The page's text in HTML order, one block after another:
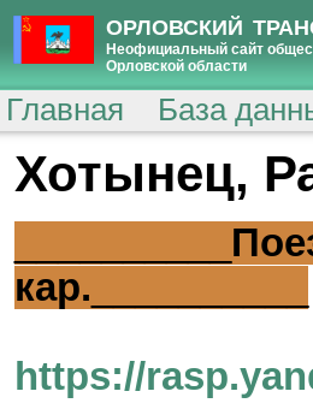
ОРЛОВСКИЙ
Неофициальный сайт
Орловской области
Главная База
Хотынец,
кар.
https://